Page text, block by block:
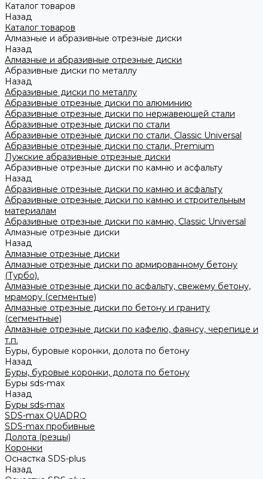
Каталог товаров
Назад
Каталог товаров
Алмазные и абразивные отрезные диски
Назад
Алмазные и абразивные отрезные диски
Абразивные диски по металлу
Назад
Абразивные диски по металлу
Абразивные отрезные диски по алюминию
Абразивные отрезные диски по нержавеющей стали
Абразивные отрезные диски по стали
Абразивные отрезные диски по стали, Classic Universal
Абразивные отрезные диски по стали, Premium
Лужские абразивные отрезные диски
Абразивные отрезные диски по камню и асфальту
Назад
Абразивные отрезные диски по камню и асфальту
Абразивные отрезные диски по камню и строительным
материалам
Абразивные отрезные диски по камню, Classic Universal
Алмазные отрезные диски
Назад
Алмазные отрезные диски
Алмазные отрезные диски по армированному бетону
(Турбо).
Алмазные отрезные диски по асфальту, свежему бетону,
мрамору (сегментые)
Алмазные отрезные диски по бетону и граниту
(сегментные)
Алмазные отрезные диски по кафелю, фаянсу, черепице и
т.п.
Буры, буровые коронки, долота по бетону
Назад
Буры, буровые коронки, долота по бетону
Буры sds-max
Назад
Буры sds-max
SDS-max QUADRO
SDS-max пробивные
Долота (резцы)
Коронки
Оснастка SDS-plus
Назад